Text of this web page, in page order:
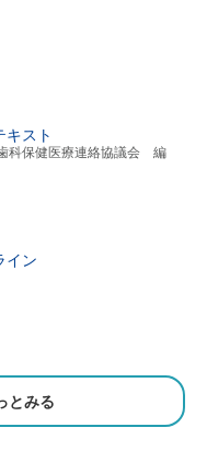
キスト
科保健医療連絡協議会 編
イン
とみる